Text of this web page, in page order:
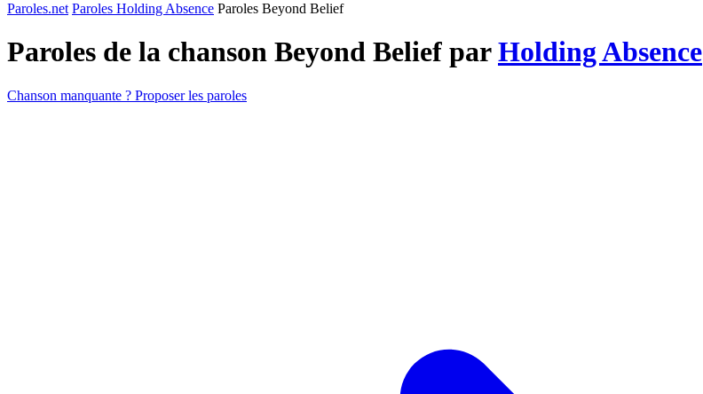
Paroles.net Paroles Holding Absence Paroles Beyond Belief
Paroles de la chanson Beyond Belief parHolding Absence
Chanson manquante ? Proposer les paroles